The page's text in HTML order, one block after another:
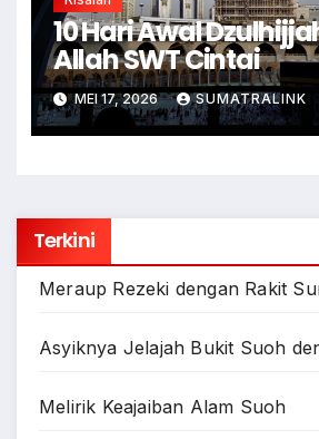
10 Hari Awal
Allah SWT Cintai
MEI 17, 2026 SUMATRALINK
Terkini
Meraup Rezeki dengan Rakit
Asyiknya Jelajah Bukit Suoh
Melirik Keajaiban Alam Suoh